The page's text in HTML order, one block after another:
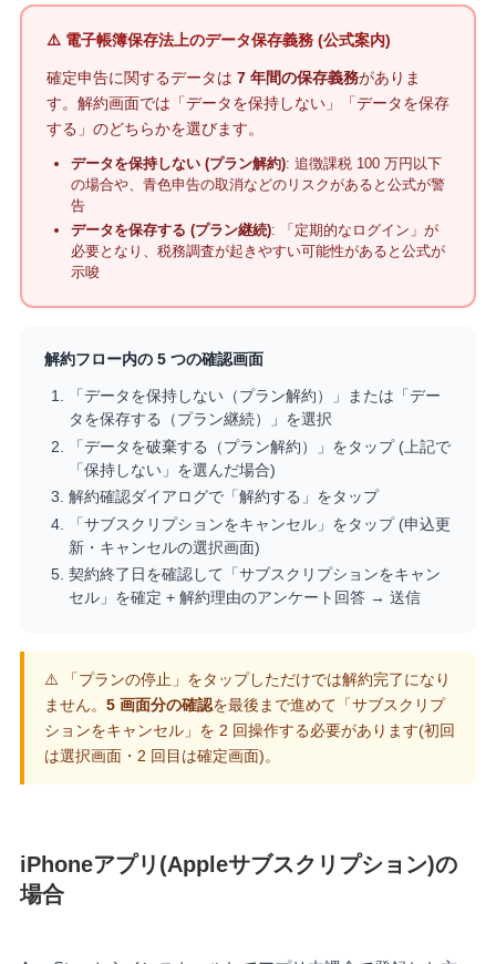
⚠️ 電子帳簿保存法上のデータ保存義務 (公式案内)
確定申告に関するデータは 7 年間の保存義務がありま
す。解約画面では「データを保持しない」「データを保存
する」のどちらかを選びます。
データを保持しない (プラン解約): 追徴課税 100 万円以下
の場合や、青色申告の取消などのリスクがあると公式が警
告
データを保存する (プラン継続): 「定期的なログイン」が
必要となり、税務調査が起きやすい可能性があると公式が
示唆
解約フロー内の 5 つの確認画面
「データを保持しない（プラン解約）」または「デー
タを保存する（プラン継続）」を選択
「データを破棄する（プラン解約）」をタップ (上記で
「保持しない」を選んだ場合)
解約確認ダイアログで「解約する」をタップ
「サブスクリプションをキャンセル」をタップ (申込更
新・キャンセルの選択画面)
契約終了日を確認して「サブスクリプションをキャン
セル」を確定 + 解約理由のアンケート回答 → 送信
⚠️ 「プランの停止」をタップしただけでは解約完了になり
ません。 5 画面分の確認を最後まで進めて「サブスクリプ
ションをキャンセル」を 2 回操作する必要があります(初回
は選択画面・2 回目は確定画面)。
iPhoneアプリ(Appleサブスクリプション)の
場合